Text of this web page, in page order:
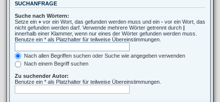
SUCHANFRAGE
Suche nach Wörtern:
Setze ein + vor ein Wort, das gefunden werden muss und ein - vor ein Wort, das
nicht gefunden werden darf. Verwende mehrere Wörter getrennt durch |
innerhalb einer Klammer, wenn nur eines der Wörter gefunden werden muss.
Benutze ein * als Platzhalter für teilweise Übereinstimmungen.
Nach allen Begriffen suchen oder Suche wie angegeben verwenden
Nach einem Begriff suchen
Zu suchender Autor:
Benutze ein * als Platzhalter für teilweise Übereinstimmungen.